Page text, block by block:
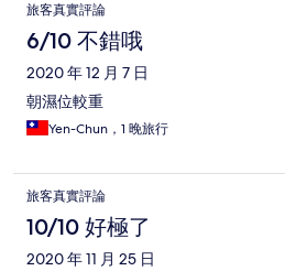
旅客真實評論
6/10 不錯哦
2020 年 12 月 7 日
朝濕位較重
Yen-Chun，1 晚旅行
旅客真實評論
10/10 好極了
2020 年 11 月 25 日